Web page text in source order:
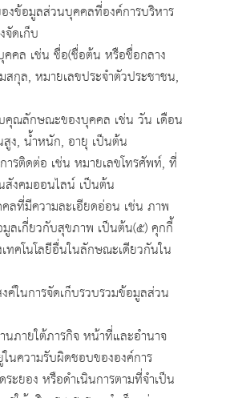
งข้อมูลส่วนบุคคลที่องค์การบริหาร
ดเก็บ
คล เช่น ชื่อ(ชื่อต้น หรือชื่อกลาง
กุล, หมายเลขประจำตัวประชาชน,
คุณลักษณะของบุคคล เช่น วัน เดือน
ง, น้ำหนัก, อายุ เป็นต้น
รติดต่อ เช่น หมายเลขโทรศัพท์, ที่
สังคมออนไลน์ เป็นต้น
ลที่มีความละเอียดอ่อน เช่น ภาพ
ลเกี่ยวกับสุขภาพ เป็นต้น(๕) คุกกี้
ทคโนโลยีอื่นในลักษณะเดียวกันใน
ค์ในการจัดเก็บรวบรวมข้อมูลส่วน
นภายใต้ภารกิจ หน้าที่และอำนาจ
นความรับผิดชอบขององค์การ
ะยอง หรือดำเนินการตามที่จำเป็น